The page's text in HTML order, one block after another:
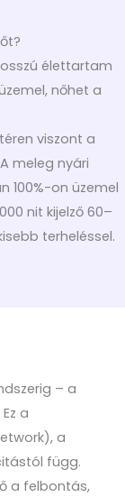
élettartam
nőhet a
viszont a
meleg nyári
100%-on üzemel
nit kijelző 60–
terheléssel.
– a
a
a
függ.
a felbontás,